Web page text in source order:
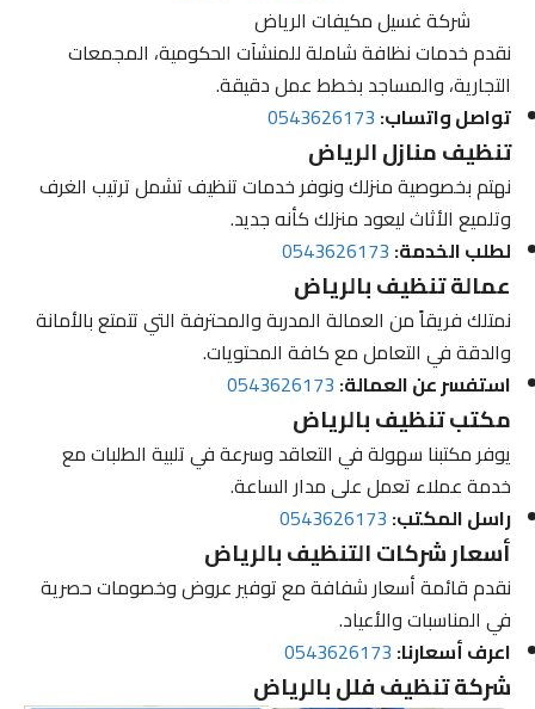
شركة غسيل مكيفات الرياض
نقدم خدمات نظافة شاملة للمنشآت الحكومية، المجمعات
التجارية، والمساجد بخطط عمل دقيقة.
تواصل واتساب:0543626173
تنظيف منازل الرياض
نهتم بخصوصية منزلك ونوفر خدمات تنظيف تشمل ترتيب الغرف
وتلميع الأثاث ليعود منزلك كأنه جديد.
لطلب الخدمة:0543626173
عمالة تنظيف بالرياض
نمتلك فريقاً من العمالة المدربة والمحترفة التي تتمتع بالأمانة
والدقة في التعامل مع كافة المحتويات.
استفسر عن العمالة:0543626173
مكتب تنظيف بالرياض
يوفر مكتبنا سهولة في التعاقد وسرعة في تلبية الطلبات مع
خدمة عملاء تعمل على مدار الساعة.
راسل المكتب:0543626173
أسعار شركات التنظيف بالرياض
نقدم قائمة أسعار شفافة مع توفير عروض وخصومات حصرية
في المناسبات والأعياد.
اعرف أسعارنا:0543626173
شركة تنظيف فلل بالرياض